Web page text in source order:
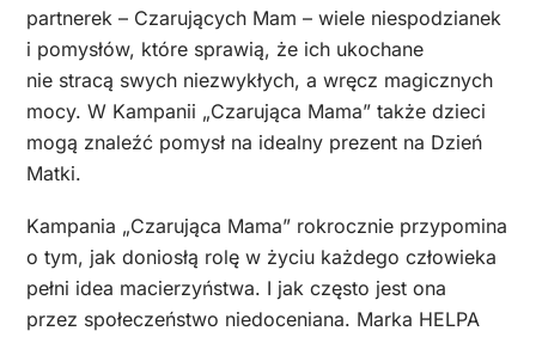
partnerek – Czarujących Mam – wiele niespodzianek
i pomysłów, które sprawią, że ich ukochane
nie stracą swych niezwykłych, a wręcz magicznych
mocy. W Kampanii „Czarująca Mama” także dzieci
mogą znaleźć pomysł na idealny prezent na Dzień
Matki.
Kampania „Czarująca Mama” rokrocznie przypomina
o tym, jak doniosłą rolę w życiu każdego człowieka
pełni idea macierzyństwa. I jak często jest ona
przez społeczeństwo niedoceniana. Marka HELPA